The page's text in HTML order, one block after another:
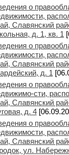
о
Славянский
д. 1, кв. 1
о
Славянский
д. 1
о
сти,
Славянский
д. 4
о
Славянский
ул.